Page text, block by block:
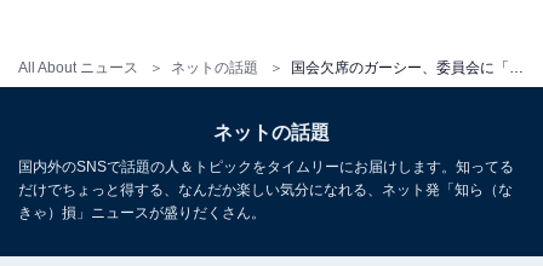
All About ニュース ネットの話題
ネットの話題
国内外のSNSで話題の人＆トピックをタイムリーにお届けします。知ってる
だけでちょっと得する、なんだか楽しい気分になれる、ネット発「知ら（な
きゃ）損」ニュースが盛りだくさん。